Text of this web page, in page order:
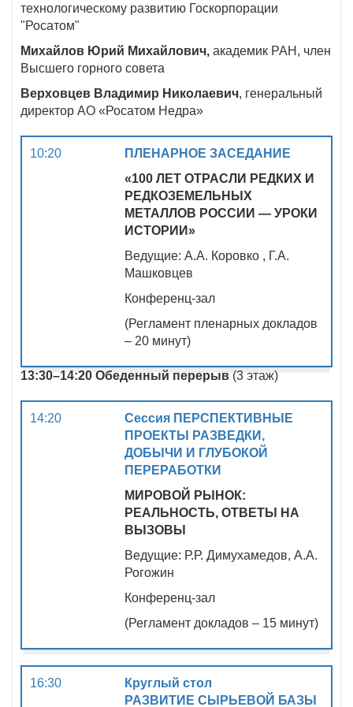
технологическому развитию Госкорпорации
"Росатом"
Михайлов Юрий Михайлович, академик РАН, член
Высшего горного совета
Верховцев Владимир Николаевич, генеральный
директор АО «Росатом Недра»
10:20
ПЛЕНАРНОЕ ЗАСЕДАНИЕ
«100 ЛЕТ ОТРАСЛИ РЕДКИХ И
РЕДКОЗЕМЕЛЬНЫХ
МЕТАЛЛОВ РОССИИ — УРОКИ
ИСТОРИИ»
Ведущие: А.А. Коровко , Г.А.
Машковцев
Конференц-зал
(Регламент пленарных докладов
– 20 минут)
13:30–14:20 Обеденный перерыв(3 этаж)
14:20 Сессия ПЕРСПЕКТИВНЫЕ
ПРОЕКТЫ РАЗВЕДКИ,
ДОБЫЧИ И ГЛУБОКОЙ
ПЕРЕРАБОТКИ
МИРОВОЙ РЫНОК:
РЕАЛЬНОСТЬ, ОТВЕТЫ НА
ВЫЗОВЫ
Ведущие: Р.Р. Димухамедов, А.А.
Рогожин
Конференц-зал
(Регламент докладов – 15 минут)
16:30
Круглый стол
РАЗВИТИЕ СЫРЬЕВОЙ БАЗЫ